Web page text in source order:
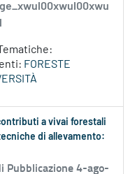
FORESTE
a vivai forestali
di allevamento:
Pubblicazione 4-ago-